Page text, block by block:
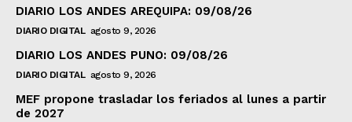
DIARIO LOS ANDES AREQUIPA: 09/08/26
DIARIO DIGITAL agosto 9, 2026
DIARIO LOS ANDES PUNO: 09/08/26
DIARIO DIGITAL agosto 9, 2026
MEF propone trasladar los feriados al lunes a partir
de 2027